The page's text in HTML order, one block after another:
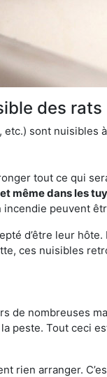
des
etc.) sont
tout ce qui
même dans les
peuvent
d’être leur
ces nuisibles
de nombreuses
peste. Tout ceci
rien arranger.